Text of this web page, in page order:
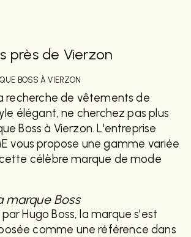
près de Vierzon
BOSS À VIERZON
recherche de vêtements de
élégant, ne cherchez pas plus
Boss à Vierzon. L'entreprise
vous propose une gamme variée
célèbre marque de mode
marque Boss
par Hugo Boss, la marque s'est
comme une référence dans